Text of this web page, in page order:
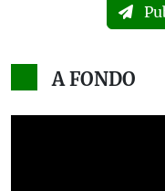
A FONDO